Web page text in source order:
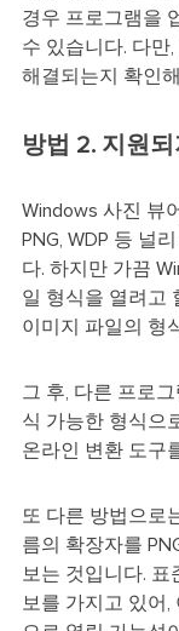
경우 프로그램을
수 있습니다. 다만
해결되는지 확인
방법 2. 지원
Windows 사진 뷰
PNG, WDP 등 널
다. 하지만 가끔
일 형식을 열려고
이미지 파일의 형
그 후, 다른 프로
식 가능한 형식으
온라인 변환 도구
또 다른 방법으로
름의 확장자를
보는 것입니다.
보를 가지고 있어